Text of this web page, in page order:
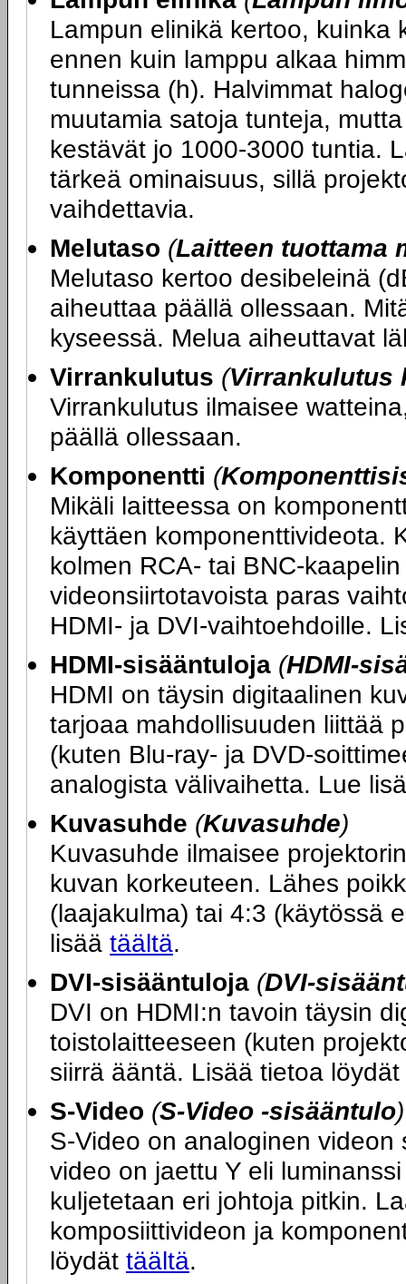
Lampun elinikä kertoo, kuinka
ennen kuin lamppu alkaa
tunneissa (h). Halvimmat
muutamia satoja tunteja,
kestävät jo 1000-3000 tuntia.
tärkeä ominaisuus, sillä
vaihdettavia.
Melutaso (Laitteen tuottama
Melutaso kertoo desibeleinä
aiheuttaa päällä ollessaan.
kyseessä. Melua aiheuttavat
Virrankulutus (Virrankulutus
Virrankulutus ilmaisee
päällä ollessaan.
Komponentti (
Mikäli laitteessa on
käyttäen komponenttivideota.
kolmen RCA- tai BNC-
videonsiirtotavoista paras
HDMI- ja DVI-vaihtoehdoille.
HDMI-sisääntuloja (HDMI-
HDMI on täysin digitaalinen
tarjoaa mahdollisuuden liittää
(kuten Blu-ray- ja DVD-
analogista välivaihetta. Lue
Kuvasuhde (Kuvasuhde)
Kuvasuhde ilmaisee
kuvan korkeuteen. Lähes
(laajakulma) tai 4:3 (käytössä
lisää täältä.
DVI-sisääntuloja (DVI-
DVI on HDMI:n tavoin täysin
toistolaitteeseen (kuten
siirrä ääntä. Lisää tietoa löydät
S-Video (S-Video -sisääntulo)
S-Video on analoginen
video on jaettu Y eli
kuljetetaan eri johtoja pitkin.
komposiittivideon ja
löydät täältä.